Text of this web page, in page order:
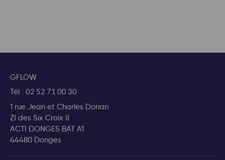
GFLOW
Tél : 02 52 71 00 30
1 rue Jean et Charles Dorian
ZI des Six Croix II
ACTI DONGES BAT A1
44480 Donges